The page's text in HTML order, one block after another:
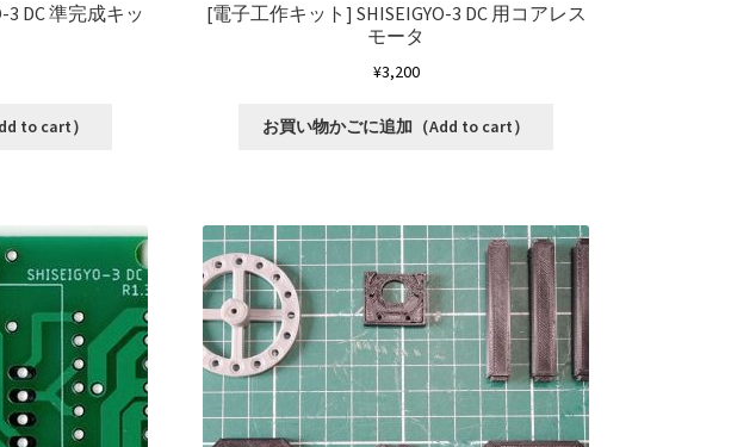
3 DC 準完成キッ
to cart）
[電子工作キット] SHISEIGYO-3 DC 用コアレス
モータ
¥3,200
お買い物かごに追加（Add to cart）